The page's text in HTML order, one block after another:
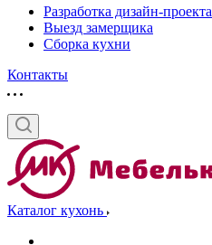
Разработка дизайн-проекта
Выезд замерщика
Сборка кухни
Контакты
Каталог кухонь